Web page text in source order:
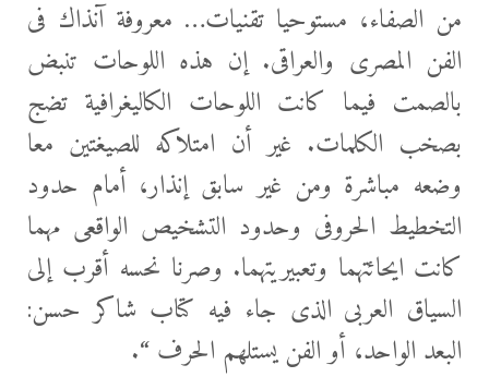
من الصفاء، مستوحيا تقنيات… معروفة آنذاك فى
الفن المصرى والعراقى. إن هذه اللوحات تنبض
بالصمت فيما كانت اللوحات الكاليغرافية تضج
بصخب الكلمات. غير أن امتلاكه للصيغتين معا
وضعه مباشرة ومن غير سابق إنذار، أمام حدود
التخطيط الحروفى وحدود التشخيص الواقعى مهما
كانت ايحائتهما وتعبيريتهما. وصرنا نحسه أقرب إلى
السياق العربى الذى جاء فيه كتاب شاكر حسن:
البعد الواحد، أو الفن يستلهم الحرف “.